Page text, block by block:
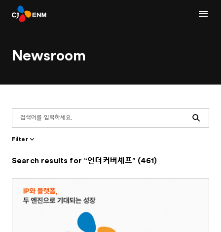
Newsroom
Search
Filter
Search results for “언더커버셰프” (461)